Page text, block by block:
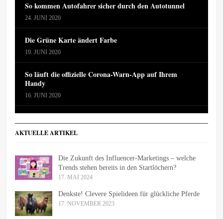
So kommen Autofahrer sicher durch den Autotunnel
24. JUNI 2020
Die Grüne Karte ändert Farbe
19. JUNI 2020
So läuft die offizielle Corona-Warn-App auf Ihrem
Handy
16. JUNI 2020
AKTUELLE ARTIKEL
Die Zukunft des Influencer-Marketings – welche
Trends stehen bereits in den Startlöchern?
17. MAI 2024
Denkste! Clevere Spielideen für glückliche Pferde
17. NOVEMBER 2023